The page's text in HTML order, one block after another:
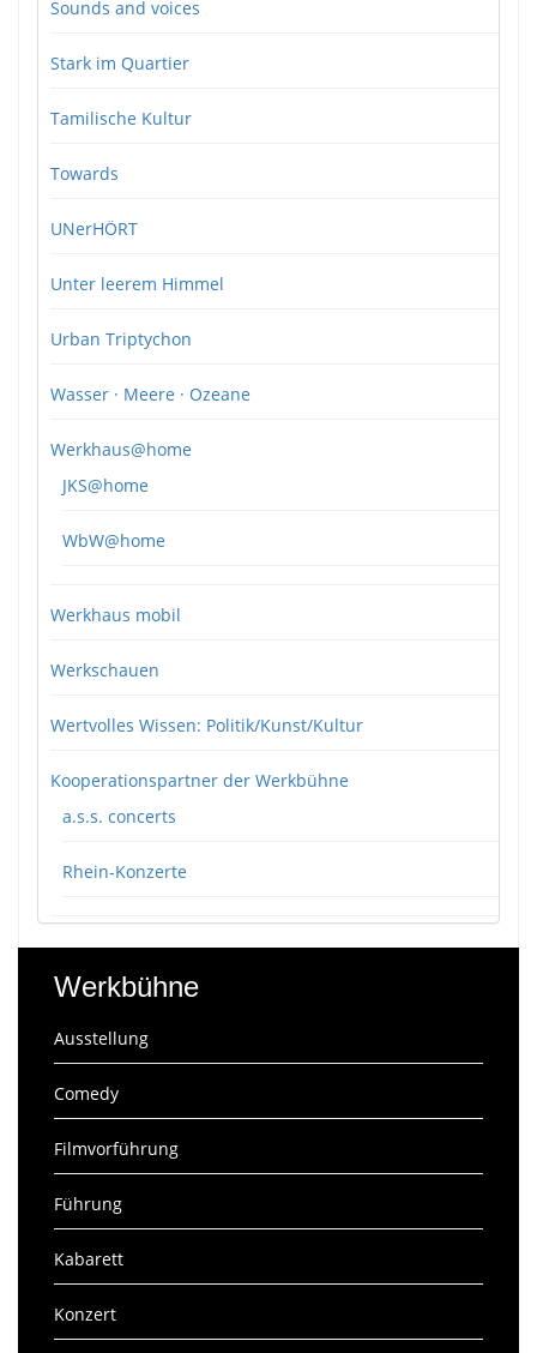
Sounds and voices
Stark im Quartier
Tamilische Kultur
Towards
UNerHÖRT
Unter leerem Himmel
Urban Triptychon
Wasser · Meere · Ozeane
Werkhaus@home
JKS@home
WbW@home
Werkhaus mobil
Werkschauen
Wertvolles Wissen: Politik/Kunst/Kultur
Kooperationspartner der Werkbühne
a.s.s. concerts
Rhein-Konzerte
Werkbühne
Ausstellung
Comedy
Filmvorführung
Führung
Kabarett
Konzert